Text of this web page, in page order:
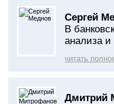
Сергей
В
анализа и
читать
Дмитрий